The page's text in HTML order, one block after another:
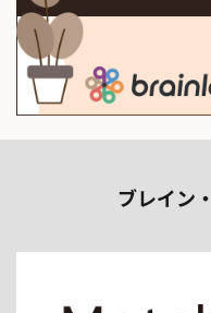
ブレイン